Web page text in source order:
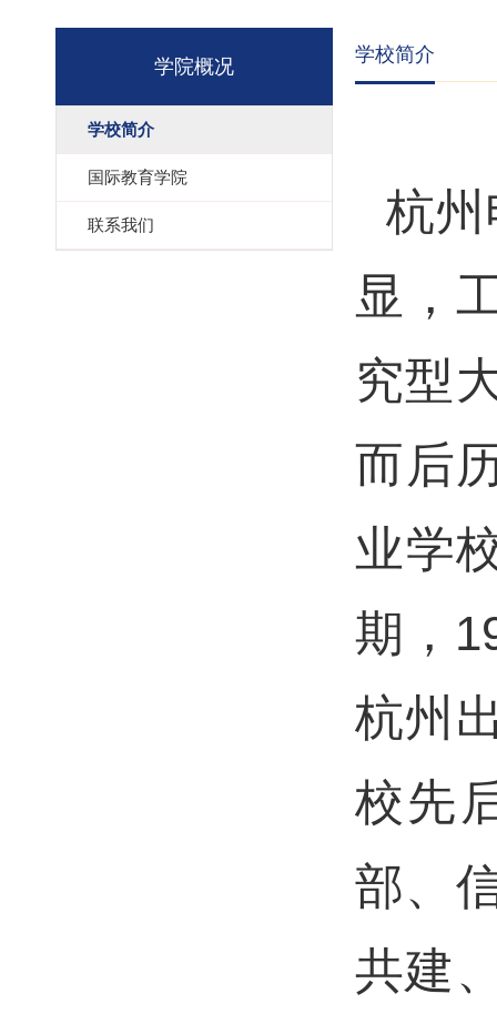
学院概况
学校简介
国际教育学院
联系我们
学校简介
杭
显，
究型
而后
业学
期，
杭州
校先
部、
共建